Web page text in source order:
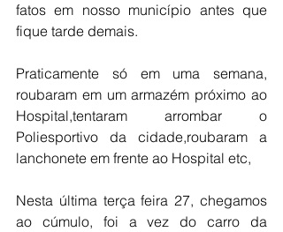
fatos em nosso município antes que
fique tarde demais.
Praticamente só em uma semana,
roubaram em um armazém próximo ao
Hospital,tentaram arrombar o
Poliesportivo da cidade,roubaram a
lanchonete em frente ao Hospital etc,
Nesta última terça feira 27, chegamos
ao cúmulo, foi a vez do carro da